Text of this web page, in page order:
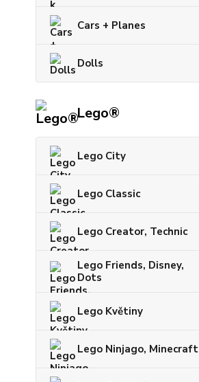
Cars + Planes
Dolls
Lego®
Lego City
Lego Classic
Lego Creator, Technic
Lego Friends, Disney,
Dots
Lego Květiny
Lego Ninjago, Minecraft